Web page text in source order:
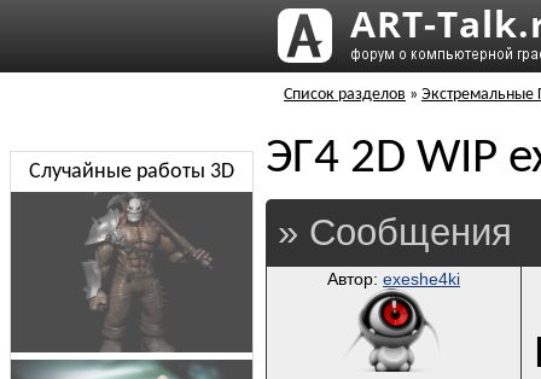
Список разделов » Экстремальные
ЭГ4 2D WIP
» Сообщения
Автор: exeshe4ki
Случайные работы 3D